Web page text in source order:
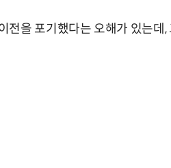
전을 포기했다는 오해가 있는데,